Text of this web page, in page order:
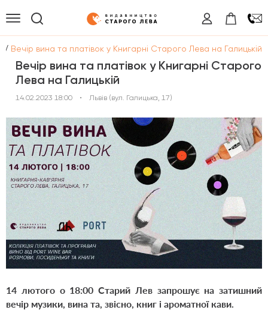
/ Вечір вина та платівок у Книгарні Старого Лева на Галицькій
Вечір вина та платівок у Книгарні Старого
Лева на Галицькій
14.02.2023 18:00 • Львів (вул. Галицька, 17)
14 лютого о 18:00 Старий Лев запрошує на затишний
вечір музики, вина та, звісно, книг і ароматної кави.